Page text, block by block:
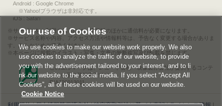
Android : Google Chrome
※Yahoo!ブラウザは非対応です。
iOS : Safari
サービスをご利用されるには、情報料のほかに通信料が必要になります。
サービス名称や内容、アクセス方法や情報料等は、予告なく変更する場合がありま
す。あらかじめご了承ください。
本ページに掲載のイラスト・写真・文章の無断複写及び転載を禁じます。
このエルマークは、レコード会社・映像製作会社が提供するコンテ
ンツを示す登録商標です。
RIAJ00013011
Our use of Cookies
We use cookies to make our website work properly. We also
use cookies to analyze the traffic of our website, to provide
you with the advertisement tailored to your interest, and to li
nk our website to the social media. If you select “Accept All
Cookies”, all of these cookies will be used on our website.
Cookie Notice